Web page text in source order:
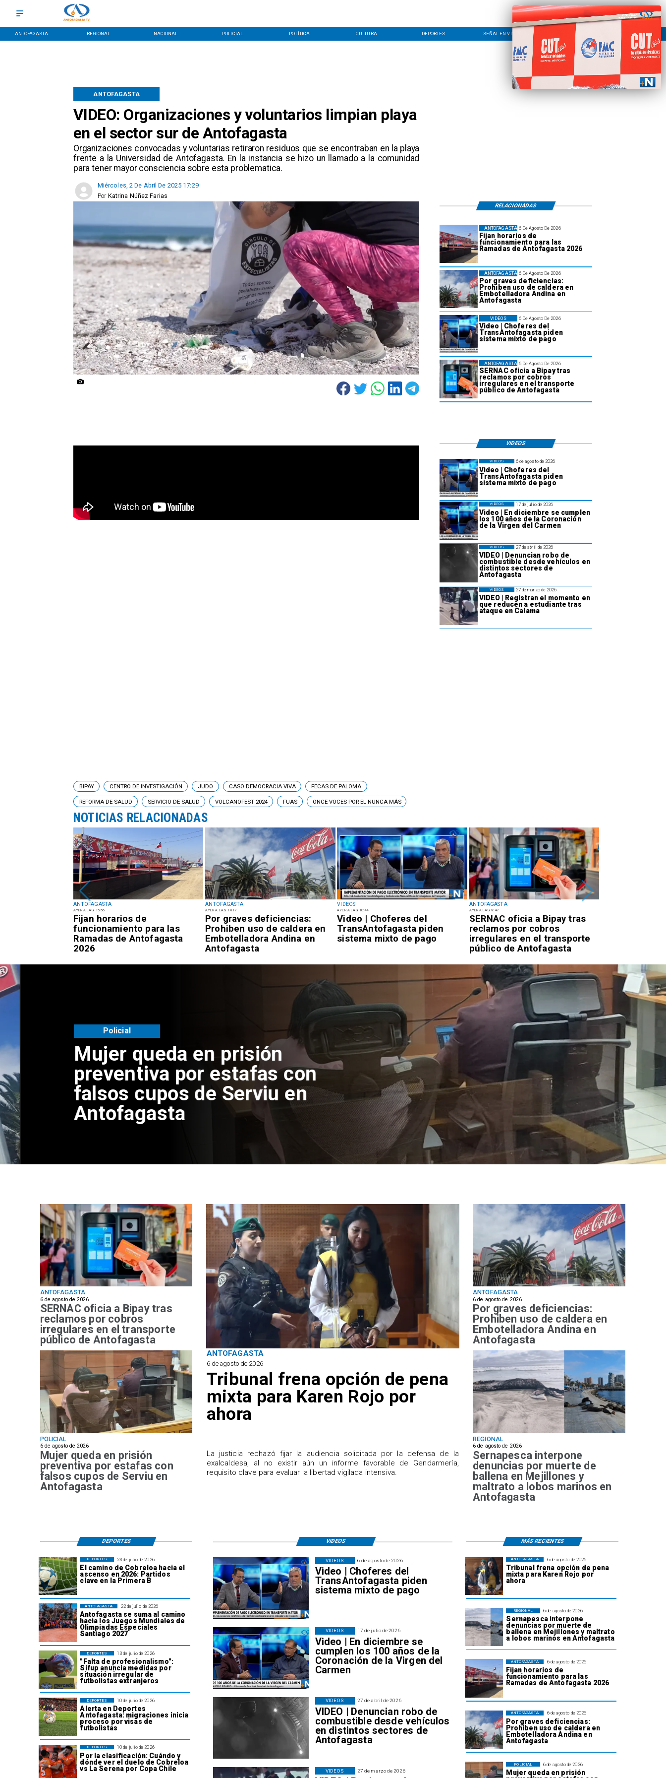
ANTOFAGASTA REGIONAL NACIONAL POLICIAL POLÍTICA CULTURA DEPORTES SEÑAL EN VIVO CONTACTO LÍNEA EDITORIAL
VIDEO: Organizaciones y voluntarios limpian playa
en el sector sur de Antofagasta
​Organizaciones convocadas y voluntarias retiraron residuos que se encontraban en la playa
frente a la Universidad de Antofagasta. En la instancia se hizo un llamado a la comunidad
para tener mayor consciencia sobre esta problematica.
ANTOFAGASTA
Miércoles, 2 De Abril De 2025 17:29
Katrina Núñez Farias
Por
6 De Agosto De 2026
Fijan horarios de
funcionamiento para las
Ramadas de Antofagasta 2026
ANTOFAGASTA
6 De Agosto De 2026
Por graves deficiencias:
Prohiben uso de caldera en
Embotelladora Andina en
Antofagasta
ANTOFAGASTA
6 De Agosto De 2026
Video | Choferes del
TransAntofagasta piden
sistema mixto de pago
VIDEOS
6 De Agosto De 2026
SERNAC oficia a Bipay tras
reclamos por cobros
irregulares en el transporte
público de Antofagasta
ANTOFAGASTA
RELACIONADAS
VIDEOS
6 de agosto de 2026
Video | Choferes del
TransAntofagasta piden
sistema mixto de pago
VIDEOS
17 de julio de 2026
Video | En diciembre se cumplen
los 100 años de la Coronación
de la Virgen del Carmen
VIDEOS
27 de abril de 2026
VIDEO | Denuncian robo de
combustible desde vehículos en
distintos sectores de
Antofagasta
VIDEOS
27 de marzo de 2026
VIDEO | Registran el momento en
que reducen a estudiante tras
ataque en Calama
VIDEOS
ANTOFAGASTA
AYER A LAS 15:56
Fijan horarios de
funcionamiento para las
Ramadas de Antofagasta
2026
ANTOFAGASTA
AYER A LAS 14:17
Por graves deficiencias:
Prohiben uso de caldera en
Embotelladora Andina en
Antofagasta
VIDEOS
AYER A LAS 10:44
Video | Choferes del
TransAntofagasta piden
sistema mixto de pago
ANTOFAGASTA
AYER A LAS 9:47
SERNAC oficia a Bipay tras
reclamos por cobros
irregulares en el transporte
público de Antofagasta
BIPAY CENTRO DE INVESTIGACIÓN JUDO CASO DEMOCRACIA VIVA FECAS DE PALOMA
REFORMA DE SALUD SERVICIO DE SALUD VOLCANOFEST 2024 FUAS ONCE VOCES POR EL NUNCA MÁS
NOTICIAS RELACIONADAS
Mujer queda en prisión
preventiva por estafas con
falsos cupos de Serviu en
Antofagasta
Policial
ANTOFAGASTA
6 de agosto de 2026
SERNAC oficia a Bipay tras
reclamos por cobros
irregulares en el transporte
público de Antofagasta
ANTOFAGASTA
6 de agosto de 2026
Tribunal frena opción de pena
mixta para Karen Rojo por
ahora
​La justicia rechazó fijar la audiencia solicitada por la defensa de la
exalcaldesa, al no existir aún un informe favorable de Gendarmería,
requisito clave para evaluar la libertad vigilada intensiva.
POLICIAL
6 de agosto de 2026
Mujer queda en prisión
preventiva por estafas con
falsos cupos de Serviu en
Antofagasta
ANTOFAGASTA
6 de agosto de 2026
Por graves deficiencias:
Prohiben uso de caldera en
Embotelladora Andina en
Antofagasta
REGIONAL
6 de agosto de 2026
Sernapesca interpone
denuncias por muerte de
ballena en Mejillones y
maltrato a lobos marinos en
Antofagasta
6 de agosto de 2026
Tribunal frena opción de pena
mixta para Karen Rojo por
ahora
ANTOFAGASTA
6 de agosto de 2026
Sernapesca interpone
denuncias por muerte de
ballena en Mejillones y maltrato
a lobos marinos en Antofagasta
REGIONAL
6 de agosto de 2026
Fijan horarios de
funcionamiento para las
Ramadas de Antofagasta 2026
ANTOFAGASTA
6 de agosto de 2026
Por graves deficiencias:
Prohiben uso de caldera en
Embotelladora Andina en
Antofagasta
ANTOFAGASTA
6 de agosto de 2026
Mujer queda en prisión
POLICIAL
23 de julio de 2026
El camino de Cobreloa hacia el
ascenso en 2026: Partidos
clave en la Primera B
DEPORTES
22 de julio de 2026
Antofagasta se suma al camino
hacia los Juegos Mundiales de
Olimpiadas Especiales
Santiago 2027
ANTOFAGASTA
13 de julio de 2026
"Falta de profesionalismo":
Sifup anuncia medidas por
situación irregular de
futbolistas extranjeros
DEPORTES
10 de julio de 2026
Alerta en Deportes
Antofagasta: migraciones inicia
proceso por visas de
futbolistas
DEPORTES
10 de julio de 2026
Por la clasificación: Cuándo y
dónde ver el duelo de Cobreloa
vs La Serena por Copa Chile
DEPORTES
6 de agosto de 2026
Video | Choferes del
TransAntofagasta piden
sistema mixto de pago
VIDEOS
17 de julio de 2026
Video | En diciembre se
cumplen los 100 años de la
Coronación de la Virgen del
Carmen
VIDEOS
27 de abril de 2026
VIDEO | Denuncian robo de
combustible desde vehículos
en distintos sectores de
Antofagasta
VIDEOS
27 de marzo de 2026
VIDEOS
VIDEOS
DEPORTES MÁS RECIENTES